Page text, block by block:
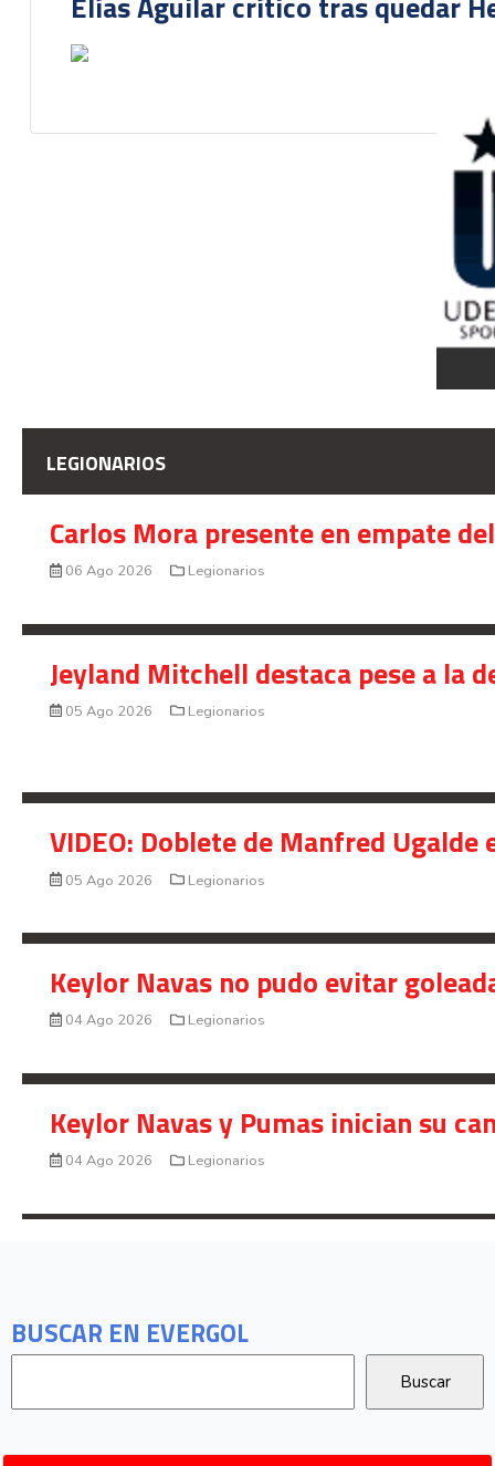
BUSCAR EN EVERGOL
LEGIONARIOS
Carlos Mora presente en empate
06 Ago 2026 Legionarios
Jeyland Mitchell destaca pese a la
05 Ago 2026 Legionarios
VIDEO: Doblete de Manfred
05 Ago 2026 Legionarios
Keylor Navas no pudo evitar
04 Ago 2026 Legionarios
Keylor Navas y Pumas inician su
04 Ago 2026 Legionarios